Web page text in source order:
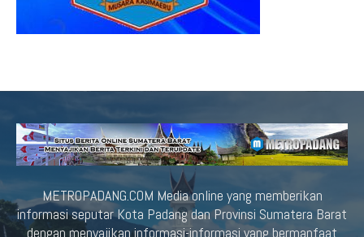
METROPADANG.COM Media online yang memberikan
informasi seputar Kota Padang dan Provinsi Sumatera Barat
dengan menyajikan informasi-informasi yang bermanfaat